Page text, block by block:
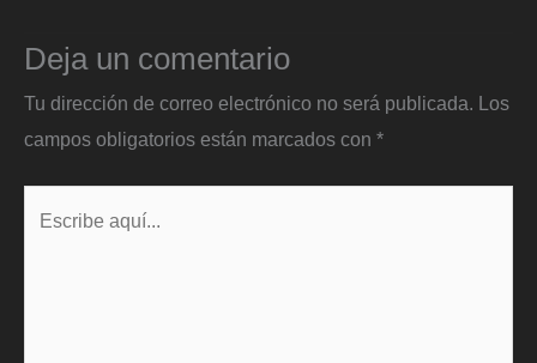
Deja un comentario
Tu dirección de correo electrónico no será publicada. Los
campos obligatorios están marcados con *